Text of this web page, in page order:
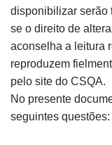
disponibilizar serão
se o direito de
aconselha a leitura
reproduzem
pelo site do CSQA.
No presente
seguintes questões: